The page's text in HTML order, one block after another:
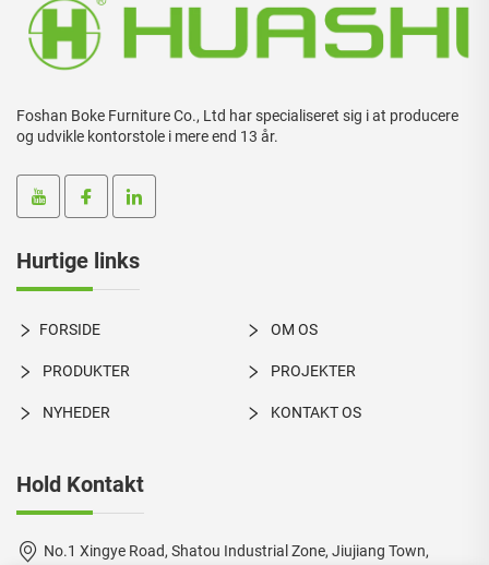
Foshan Boke Furniture Co., Ltd har specialiseret sig i at producere
og udvikle kontorstole i mere end 13 år.
Hurtige links
FORSIDE OM OS
PRODUKTER PROJEKTER
NYHEDER KONTAKT OS
Hold Kontakt
No.1 Xingye Road, Shatou Industrial Zone, Jiujiang Town,